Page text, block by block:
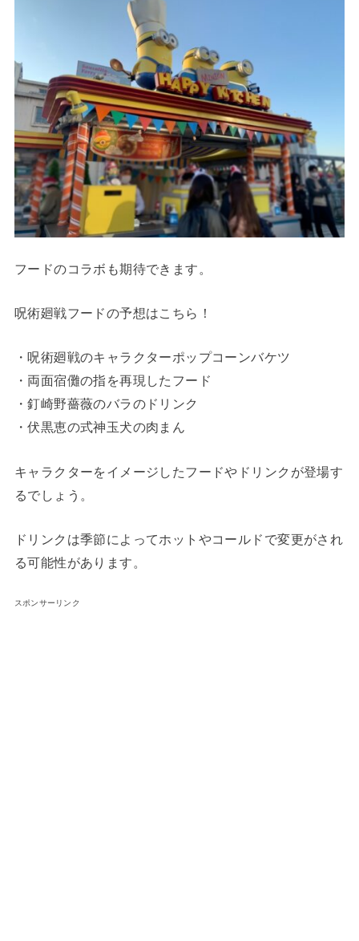
フードのコラボも期待できます。
呪術廻戦フードの予想はこちら！
・呪術廻戦のキャラクターポップコーンバケツ
・両面宿儺の指を再現したフード
・釘崎野薔薇のバラのドリンク
・伏黒恵の式神玉犬の肉まん
キャラクターをイメージしたフードやドリンクが登場す
るでしょう。
ドリンクは季節によってホットやコールドで変更がされ
る可能性があります。
スポンサーリンク